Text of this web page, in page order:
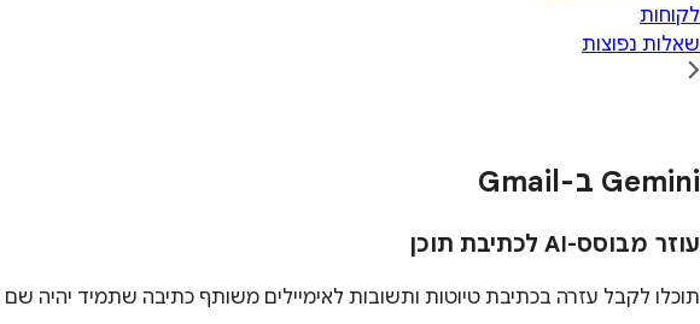
לקוחות
שאלות נפוצות
Gemini ב-Gmail
עוזר מבוסס-AI לכתיבת תוכן
תוכלו לקבל עזרה בכתיבת טיוטות ותשובות לאימיילים משותף כתיבה שתמיד יהיה